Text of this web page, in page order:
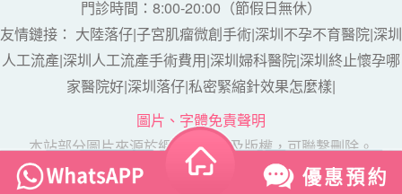
門診時間：8:00-20:00（節假日無休）
友情鏈接： 大陸落仔|子宮肌瘤微創手術|深圳不孕不育醫院|深圳
人工流產|深圳人工流產手術費用|深圳婦科醫院|深圳終止懷孕哪
家醫院好|深圳落仔|私密緊縮針效果怎麼樣|
圖片、字體免責聲明
本站部分圖片來源於網絡，如涉及版權，可聯繫刪除。